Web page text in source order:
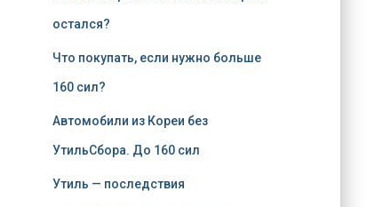
остался?
Что покупать, если нужно больше
160 сил?
Автомобили из Кореи без
УтильСбора. До 160 сил
Утиль — последствия